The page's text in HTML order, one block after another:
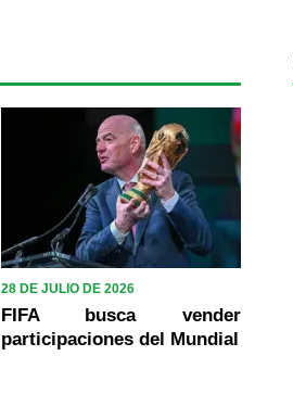
28 DE JULIO DE 2026
FIFA busca vender
participaciones del Mundial